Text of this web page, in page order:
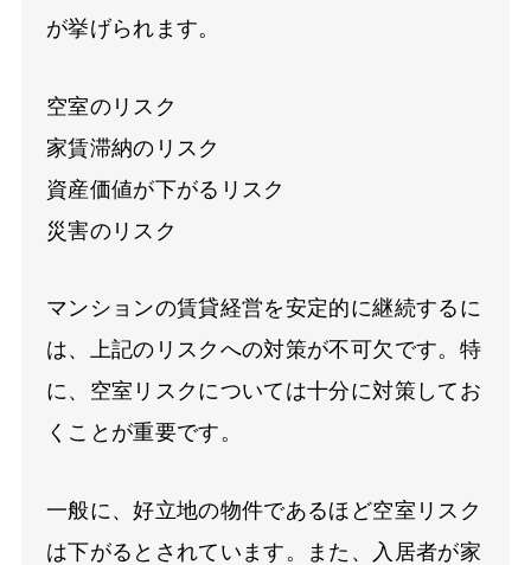
が挙げられます。
空室のリスク
家賃滞納のリスク
資産価値が下がるリスク
災害のリスク
マンションの賃貸経営を安定的に継続するに
は、上記のリスクへの対策が不可欠です。特
に、空室リスクについては十分に対策してお
くことが重要です。
一般に、好立地の物件であるほど空室リスク
は下がるとされています。また、入居者が家